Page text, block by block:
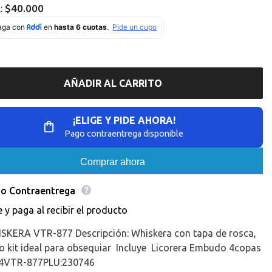
Missing
interpolation
value
&quot;producto&quot;
cantidad
$40.000
AÑADIR AL CARRITO
¡ELIGE Y PIDE AHORA!
Pago contraentrega disponible
Comprar ahora
Contraentrega
y paga al recibir el producto
VTR-877 Descripción: Whiskera con tapa de rosca,
kit ideal para obsequiar Incluye Licorera Embudo 4copas
877PLU:230746